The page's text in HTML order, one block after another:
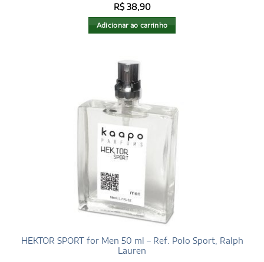
Avaliação5
de 5
R$38,90
Adicionar ao carrinho
HEKTOR SPORT for Men 50 ml – Ref. Polo Sport, Ralph
Lauren